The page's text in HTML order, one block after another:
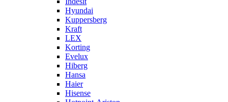
Hyundai
Kuppersberg
Kraft
LEX
Korting
Evelux
Hiberg
Hansa
Haier
Hisense